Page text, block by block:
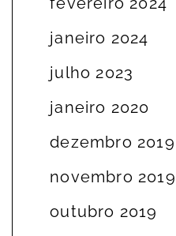
janeiro 2024
julho 2023
janeiro 2020
dezembro 2019
novembro 2019
outubro 2019